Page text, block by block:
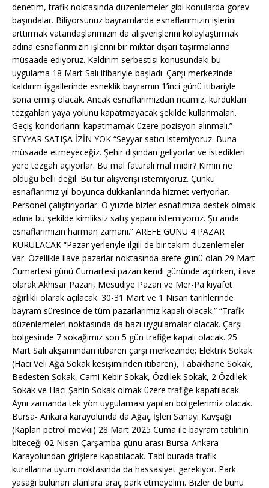
denetim, trafik noktasında düzenlemeler gibi konularda görev
başındalar. Biliyorsunuz bayramlarda esnaflarımızın işlerini
arttırmak vatandaşlarımızın da alışverişlerini kolaylaştırmak
adına esnaflarımızın işlerini bir miktar dışarı taşırmalarına
müsaade ediyoruz. Kaldırım serbestisi konusundaki bu
uygulama 18 Mart Salı itibariyle başladı. Çarşı merkezinde
kaldırım işgallerinde esneklik bayramın 1’inci günü itibariyle
sona ermiş olacak. Ancak esnaflarımızdan ricamız, kurdukları
tezgahları yaya yolunu kapatmayacak şekilde kullanmaları.
Geçiş koridorlarını kapatmamak üzere pozisyon alınmalı.”
SEYYAR SATIŞA İZİN YOK “Seyyar satıcı istemiyoruz. Buna
müsaade etmeyeceğiz. Şehir dışından geliyorlar ve istedikleri
yere tezgah açıyorlar. Bu mal faturalı mal mıdır? Kimin ne
olduğu belli değil. Bu tür alışverişi istemiyoruz. Çünkü
esnaflarımız yıl boyunca dükkanlarında hizmet veriyorlar.
Personel çalıştırıyorlar. O yüzde bizler esnafımıza destek olmak
adına bu şekilde kimliksiz satış yapanı istemiyoruz. Şu anda
esnaflarımızın harman zamanı.” AREFE GÜNÜ 4 PAZAR
KURULACAK “Pazar yerleriyle ilgili de bir takım düzenlemeler
var. Özellikle ilave pazarlar noktasında arefe günü olan 29 Mart
Cumartesi günü Cumartesi pazarı kendi gününde açılırken, ilave
olarak Akhisar Pazarı, Mesudiye Pazarı ve Mer-Pa kıyafet
ağırlıklı olarak açılacak. 30-31 Mart ve 1 Nisan tarihlerinde
bayram süresince de tüm pazarlarımız kapalı olacak.” “Trafik
düzenlemeleri noktasında da bazı uygulamalar olacak. Çarşı
bölgesinde 7 sokağımız son 5 gün trafiğe kapalı olacak. 25
Mart Salı akşamından itibaren çarşı merkezinde; Elektrik Sokak
(Hacı Veli Ağa Sokak kesişiminden itibaren), Tabakhane Sokak,
Bedesten Sokak, Cami Kebir Sokak, Özdilek Sokak, 2 Özdilek
Sokak ve Hacı Şahin Sokak olmak üzere trafiğe kapatılacak.
Aynı zamanda tek yön uygulaması yapılan bölgelerimiz olacak.
Bursa- Ankara karayolunda da Ağaç İşleri Sanayi Kavşağı
(Kaplan petrol mevkii) 28 Mart 2025 Cuma ile bayram tatilinin
biteceği 02 Nisan Çarşamba günü arası Bursa-Ankara
Karayolundan girişlere kapatılacak. Tabi burada trafik
kurallarına uyum noktasında da hassasiyet gerekiyor. Park
yasağı bulunan alanlara araç park etmeyelim. Bizler de bunu